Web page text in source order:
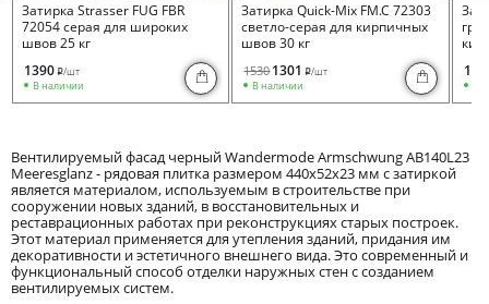
Затирка Strasser FUG FBR
72054 серая для широких
швов 25 кг
1390 i/шт
В наличии
Затирка Quick-Mix FM.C 72303
светло-серая для кирпичных
швов 30 кг
15301301 i/шт
В наличии
Вентилируемый фасад черный Wandermode Armschwung AB140L23
Meeresglanz - рядовая плитка размером 440x52x23 мм с затиркой
является материалом, используемым в строительстве при
сооружении новых зданий, в восстановительных и
реставрационных работах при реконструкциях старых построек.
Этот материал применяется для утепления зданий, придания им
декоративности и эстетичного внешнего вида. Это современный и
функциональный способ отделки наружных стен с созданием
вентилируемых систем.